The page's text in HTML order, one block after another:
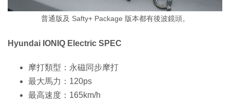
普通版及 Safty+ Package 版本都有後波鏡頭。
Hyundai IONIQ Electric SPEC
摩打類型：永磁同步摩打
最大馬力：120ps
最高速度：165km/h